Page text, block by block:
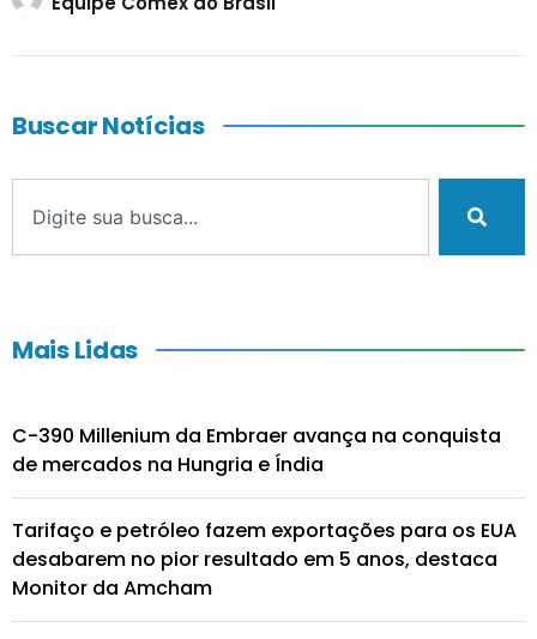
Buscar Notícias
Mais Lidas
C-390 Millenium da Embraer avança na conquista
de mercados na Hungria e Índia
Tarifaço e petróleo fazem exportações para os EUA
desabarem no pior resultado em 5 anos, destaca
Monitor da Amcham